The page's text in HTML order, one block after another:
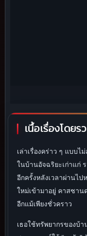
เนื้อเรื่องโดยร
เล่าเรื่องคร่าว ๆ แบบไ
ในบ้านอัจฉริยะเก่าแก่
อีกครั้งหลังเวลาผ่านไ
ใหม่เข้ามาอยู่ คาสซาน
อีกแม้เพียงชั่วคราว
เธอใช้ทรัพยากรของบ้